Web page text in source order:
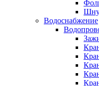
Водоснабжение